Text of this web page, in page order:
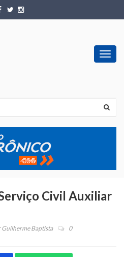
Civil Auxiliar
Guilherme Baptista 0